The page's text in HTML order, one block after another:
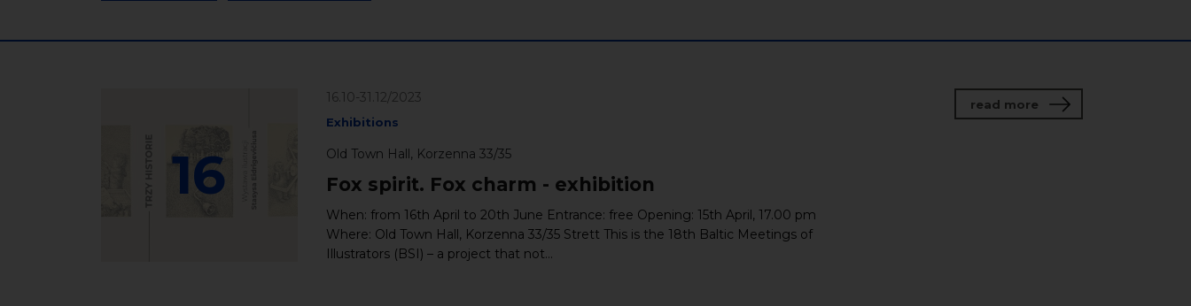
16
16.10-31.12/2023
Exhibitions
Old Town Hall, Korzenna 33/35
Fox spirit. Fox charm - exhibition
When: from 16th April to 20th June Entrance: free Opening: 15th April, 17.00 pm
Where: Old Town Hall, Korzenna 33/35 Strett This is the 18th Baltic Meetings of
Illustrators (BSI) – a project that not...
read moreabout Fox spirit. Fox